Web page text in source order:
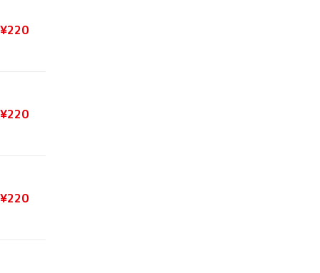
¥220
¥220
¥220